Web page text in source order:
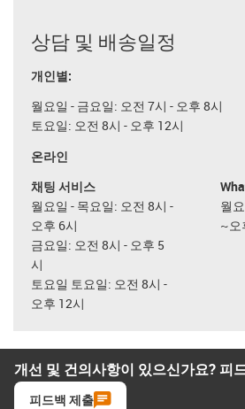
상담 및 배송일정
개인별:
월요일 - 금요일: 오전 7시 - 오후 8시
토요일: 오전 8시 - 오후 12시
온라인
채팅 서비스
월요일 - 목요일: 오전 8시 -
오후 6시
금요일: 오전 8시 - 오후 5
시
토요일 토요일: 오전 8시 -
오후 12시
월
~오
개선 및 건의사항이 있으신가요? 피
피드백 제출